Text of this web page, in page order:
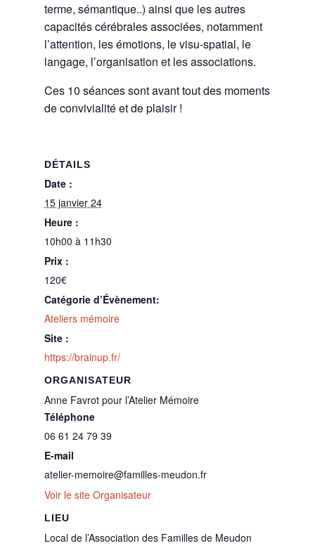
terme, sémantique..) ainsi que les autres
capacités cérébrales associées, notamment
l’attention, les émotions, le visu-spatial, le
langage, l’organisation et les associations.
Ces 10 séances sont avant tout des moments
de convivialité et de plaisir !
DÉTAILS
Date :
15 janvier 24
Heure :
10h00 à 11h30
Prix :
120€
Catégorie d’Évènement:
Ateliers mémoire
Site :
https://brainup.fr/
LIEU
Local de l’Association des Familles de Meudon
ORGANISATEUR
Anne Favrot pour l’Atelier Mémoire
Téléphone
06 61 24 79 39
E-mail
atelier-memoire@familles-meudon.fr
Voir le site Organisateur